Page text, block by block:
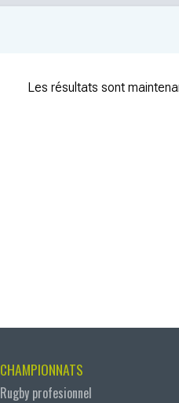
Les résultats sont
CHAMPIONNATS
Rugby profesionnel